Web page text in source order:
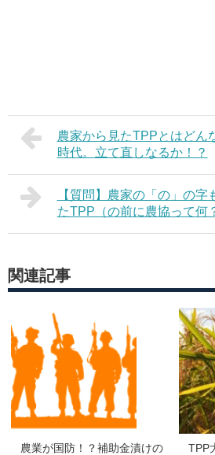
農家から見たTPPとはどん
時代。立て直しなるか！？
【質問】農家の「の」の字
たTPP（の前に農協って何
関連記事
農業が国防！？補助金漬けの
TPP